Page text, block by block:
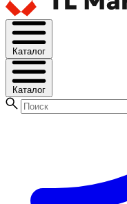
Каталог
Каталог